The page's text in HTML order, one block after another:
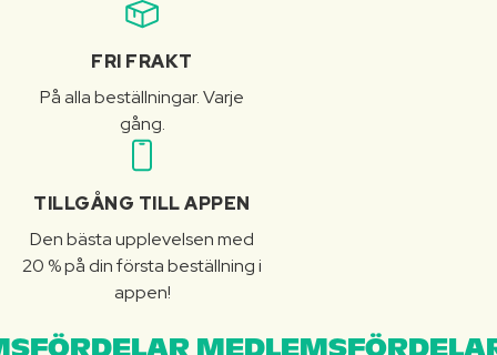
FRI FRAKT
På alla beställningar. Varje
gång.
TILLGÅNG TILL APPEN
Den bästa upplevelsen med
20 % på din första beställning i
appen!